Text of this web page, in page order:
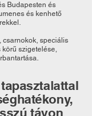
Budapesten és
és kenhető
csarnokok, speciális
körű szigetelése,
távon